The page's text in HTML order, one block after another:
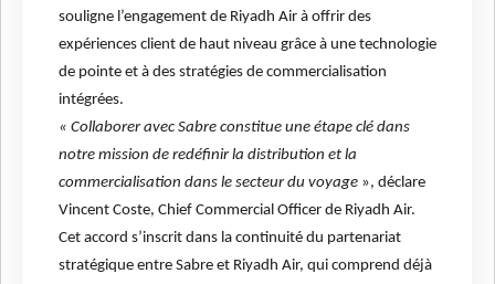
souligne l’engagement de Riyadh Air à offrir des
expériences client de haut niveau grâce à une technologie
de pointe et à des stratégies de commercialisation
intégrées.
« Collaborer avec Sabre constitue une étape clé dans
notre mission de redéfinir la distribution et la
commercialisation dans le secteur du voyage », déclare
Vincent Coste, Chief Commercial Officer de Riyadh Air.
Cet accord s’inscrit dans la continuité du partenariat
stratégique entre Sabre et Riyadh Air, qui comprend déjà